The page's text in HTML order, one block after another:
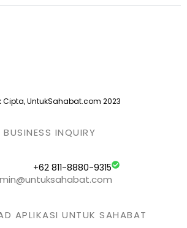
Cipta, UntukSahabat.com 2023
BUSINESS INQUIRY
+62 811-8880-9315
APLIKASI UNTUK SAHABAT